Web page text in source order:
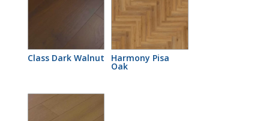
Class Dark Walnut Harmony Pisa
Oak